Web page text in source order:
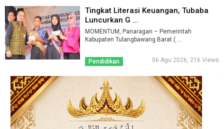
Tingkat Literasi Keuangan, Tubaba
Luncurkan G ...
MOMENTUM, Panaragan – Pemerintah
Kabupaten Tulangbawang Barat ( ...
Pendidikan 06 Agu 2026, 216 Views